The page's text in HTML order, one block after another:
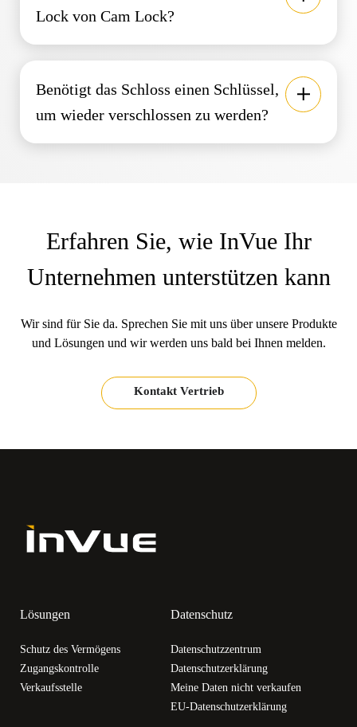
Lock von Cam Lock?
Benötigt das Schloss einen Schlüssel,
um wieder verschlossen zu werden?
Erfahren Sie, wie InVue Ihr
Unternehmen unterstützen kann
Wir sind für Sie da. Sprechen Sie mit uns über unsere Produkte
und Lösungen und wir werden uns bald bei Ihnen melden.
Kontakt Vertrieb
Lösungen
Schutz des Vermögens
Zugangskontrolle
Verkaufsstelle
Datenschutz
Datenschutzzentrum
Datenschutzerklärung
Meine Daten nicht verkaufen
EU-Datenschutzerklärung